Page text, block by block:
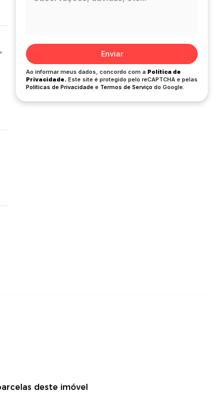
Enviar
Ao informar meus dados, concordo com a Política de
Privacidade. Este site é protegido pelo reCAPTCHA e pelas
Políticas de Privacidade e Termos de Serviço do Google.